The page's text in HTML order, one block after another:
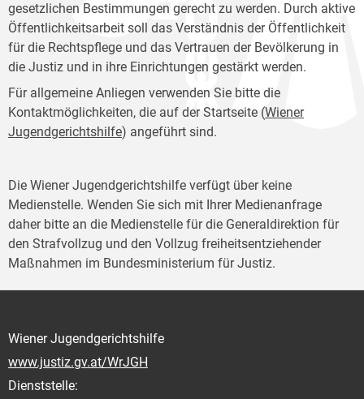
gesetzlichen Bestimmungen gerecht zu werden. Durch aktive
Öffentlichkeitsarbeit soll das Verständnis der Öffentlichkeit
für die Rechtspflege und das Vertrauen der Bevölkerung in
die Justiz und in ihre Einrichtungen gestärkt werden.
Für allgemeine Anliegen verwenden Sie bitte die
Kontaktmöglichkeiten, die auf der Startseite (Wiener
Jugendgerichtshilfe) angeführt sind.
Die Wiener Jugendgerichtshilfe verfügt über keine
Medienstelle. Wenden Sie sich mit Ihrer Medienanfrage
daher bitte an die Medienstelle für die Generaldirektion für
den Strafvollzug und den Vollzug freiheitsentziehender
Maßnahmen im Bundesministerium für Justiz.
Wiener Jugendgerichtshilfe
www.justiz.gv.at/WrJGH
Dienststelle: